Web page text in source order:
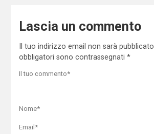
Lascia un commento
Il tuo indirizzo email non sarà pubblicato.
obbligatori sono contrassegnati *